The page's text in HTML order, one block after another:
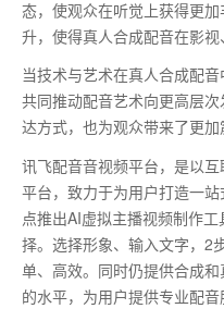
态，使观众在听觉上获得更
升，使得真人合成配音在影视
当技术与艺术在真人合成配
共同推动配音艺术向更高层
达方式，也为观众带来了更加
讯飞配音音视频平台，是以
平台，致力于为用户打造一
点推出AI虚拟主播视频制作
择。选择形象、输入文字，2
单、高效。同时仍提供合成
的水平，为用户提供专业配音